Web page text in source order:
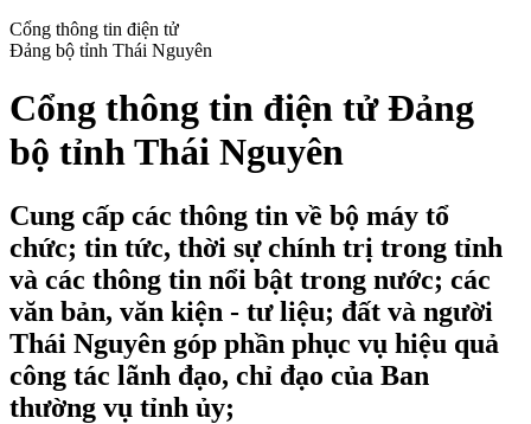
Cổng thông tin điện tử
Đảng bộ tỉnh Thái Nguyên
Cổng thông tin điện tử Đảng
bộ tỉnh Thái Nguyên
Cung cấp các thông tin về bộ máy tổ
chức; tin tức, thời sự chính trị trong tỉnh
và các thông tin nổi bật trong nước; các
văn bản, văn kiện - tư liệu; đất và người
Thái Nguyên góp phần phục vụ hiệu quả
công tác lãnh đạo, chỉ đạo của Ban
thường vụ tỉnh ủy;